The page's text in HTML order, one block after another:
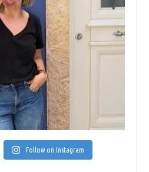
Follow on Instagram